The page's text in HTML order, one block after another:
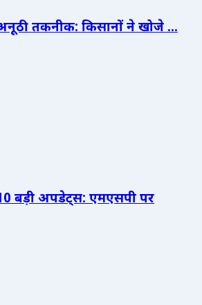
तकनीक: किसानों ने खोजे ...
बड़ी अपडेट्स: एमएसपी पर